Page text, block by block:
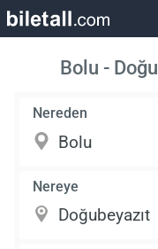
Bolu -
Nereden
Nereye